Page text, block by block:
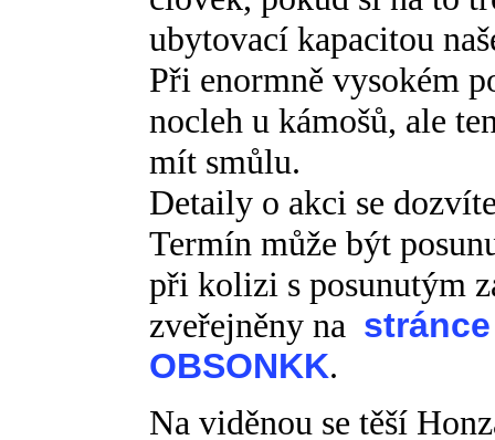
ubytovací kapacitou
Při enormně vysokém
nocleh u kámošů, ale
mít smůlu.
Detaily o akci se
Termín může být
při kolizi s posunutým
zveřejněny na
OBSONKK.
Na viděnou se těší